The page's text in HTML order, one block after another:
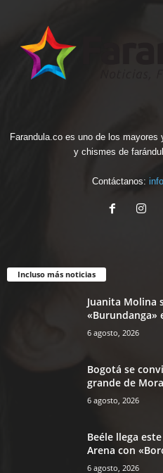
Farandula.co es uno de los
y chismes de
Contáctanos:
Incluso más noticias
Juanita Molina
«Burundanga»
6 agosto, 2026
Bogotá se
grande de
6 agosto, 2026
Beéle llega
Arena con
6 agosto, 2026